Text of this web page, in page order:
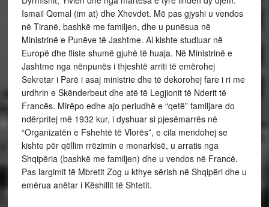
Ismail Qemal (im at) dhe Xhevdet. Më pas gjyshi u vendos
në Tiranë, bashkë me familjen, dhe u punësua në
Ministrinë e Punëve të Jashtme. Ai kishte studiuar në
Europë dhe fliste shumë gjuhë të huaja. Në Ministrinë e
Jashtme nga nënpunës i thjeshtë arriti të emërohej
Sekretar i Parë i asaj ministrie dhe të dekorohej fare i ri me
urdhrin e Skënderbeut dhe atë të Legjionit të Nderit të
Francës. Mirëpo edhe ajo periudhë e “qetë” familjare do
ndërpritej më 1932 kur, i dyshuar si pjesëmarrës në
“Organizatën e Fshehtë të Vlorës”, e cila mendohej se
kishte për qëllim rrëzimin e monarkisë, u arratis nga
Shqipëria (bashkë me familjen) dhe u vendos në Francë.
Pas largimit të Mbretit Zog u kthye sërish në Shqipëri dhe u
emërua anëtar i Këshillit të Shtetit.